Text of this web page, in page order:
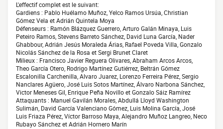
L'effectif complet est le suivant:
Gardiens : Pablo Huélamo Muñoz, Yelco Ramos Ursúa, Christian
Gómez Vela et Adrián Quintela Moya
Défenseurs : Ramón Blázquez Guerrero, Arturo Galán Minaya, Luis
Peteiro Ramos, Stevens Barreto Sánchez, David Luna García, Nader
Ghabbour, Adrián Jesús Moraleda Árias, Rafael Poveda Villa, Gonzalo
Nicolás Sánchez de la Rosa et Sergi Brunet Claret
Milieux : Francisco Javier Reguera Olivares, Abraham Arcos Arcos,
Theo García Otero, Rodrigo Martínez Gutiérrez, Beltrán Gómez
Escalonilla Carchenilla, Alvaro Juarez, Lorenzo Ferreira Pérez, Sergio
Nanclares Agüero, José Luis Sotos Martínez, Álvaro Narbona Sánchez,
Victor Meneses Gil, Enrique Peña Novillo et Gonzalo Sáiz Ramírez
Attaquants : Manuel Gavilán Morales, Abdullá Lloyd Washington
Sulimán, David García Valenciano Gómez, Luis Molina García, José
Luis Friaza Pérez, Víctor Barroso Maya, Alejandro Muñoz Langreo, Neco
Rubayo Sánchez et Adrián Hornero Marín